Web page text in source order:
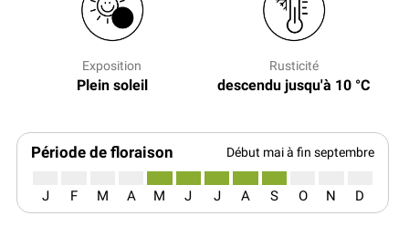
Exposition
Plein soleil
Rusticité
descendu jusqu'à 10 °C
Période de floraison Début mai à fin septembre
J F M A M J J A S O N D